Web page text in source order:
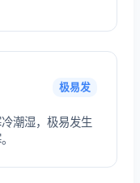
极易发
潮湿，极易发生